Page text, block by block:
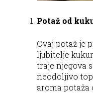
Potaž od
Ovaj potaž je
ljubitelje
traje njegova
neodoljivo
aroma potaža